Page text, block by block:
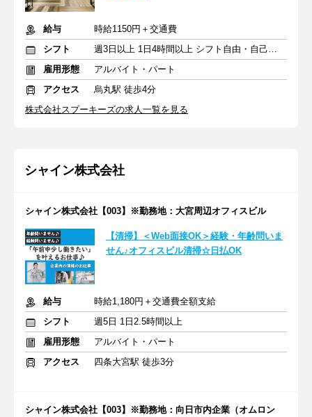
給与
時給1150円＋交通費
シフト
週3日以上 1日4時間以上 シフト自由・自己申告
雇用形態
アルバイト・パート
アクセス
烏丸駅 徒歩4分
株式会社スプーキーズの求人一覧を見る
シャイン株式会社
シャイン株式会社【003】※勤務地：大宮周辺オフィスビル
【清掃】＜Web面接OK＞経験・年齢問いま
せん♪オフィスビル清掃☆日払OK
給与
時給1,180円＋交通費全額支給
シフト
週5日 1日2.5時間以上
雇用形態
アルバイト・パート
アクセス
四条大宮駅 徒歩3分
シャイン株式会社【003】※勤務地：向日市内企業（オムロン